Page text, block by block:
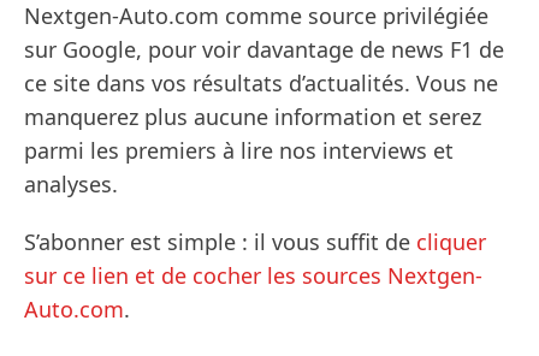
Nextgen-Auto.com comme source privilégiée
sur Google, pour voir davantage de news F1 de
ce site dans vos résultats d’actualités. Vous ne
manquerez plus aucune information et serez
parmi les premiers à lire nos interviews et
analyses.
S’abonner est simple : il vous suffit de cliquer
sur ce lien et de cocher les sources Nextgen-
Auto.com.